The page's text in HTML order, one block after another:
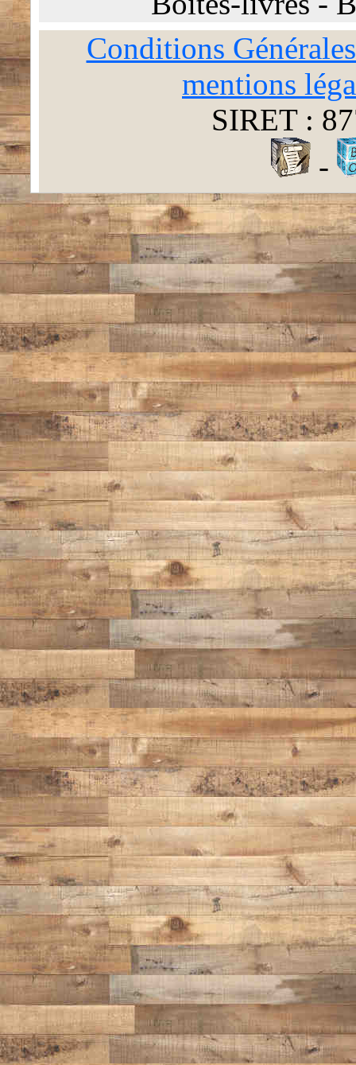
Conditions
mentions
SIRET :
-